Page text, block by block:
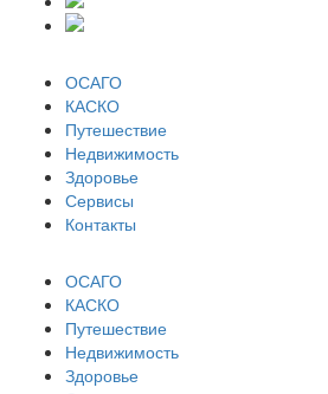
ОСАГО
КАСКО
Путешествие
Недвижимость
Здоровье
Сервисы
Контакты
ОСАГО
КАСКО
Путешествие
Недвижимость
Здоровье